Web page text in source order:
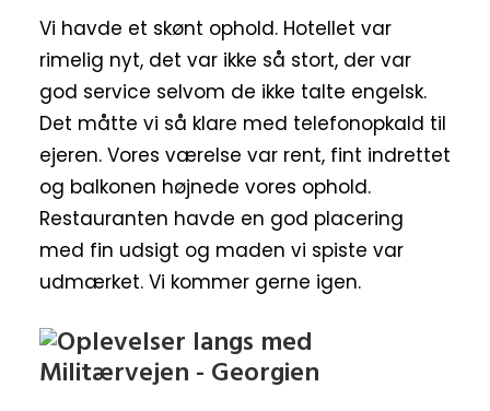
Vi havde et skønt ophold. Hotellet var
rimelig nyt, det var ikke så stort, der var
god service selvom de ikke talte engelsk.
Det måtte vi så klare med telefonopkald til
ejeren. Vores værelse var rent, fint indrettet
og balkonen højnede vores ophold.
Restauranten havde en god placering
med fin udsigt og maden vi spiste var
udmærket. Vi kommer gerne igen.